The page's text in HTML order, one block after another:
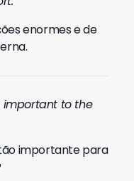
enormes e de
important to the
importante para